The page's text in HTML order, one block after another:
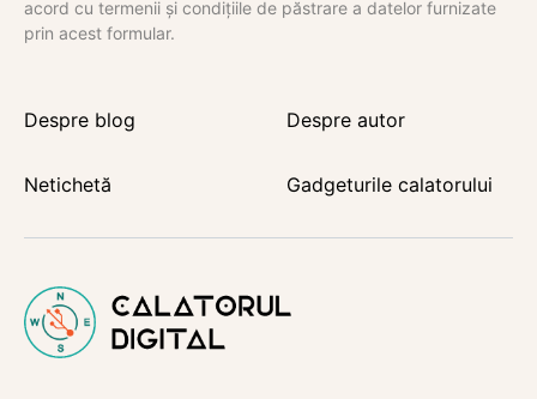
acord cu termenii și condițiile de păstrare a datelor furnizate
prin acest formular.
Despre blog Despre autor
Netichetă Gadgeturile calatorului